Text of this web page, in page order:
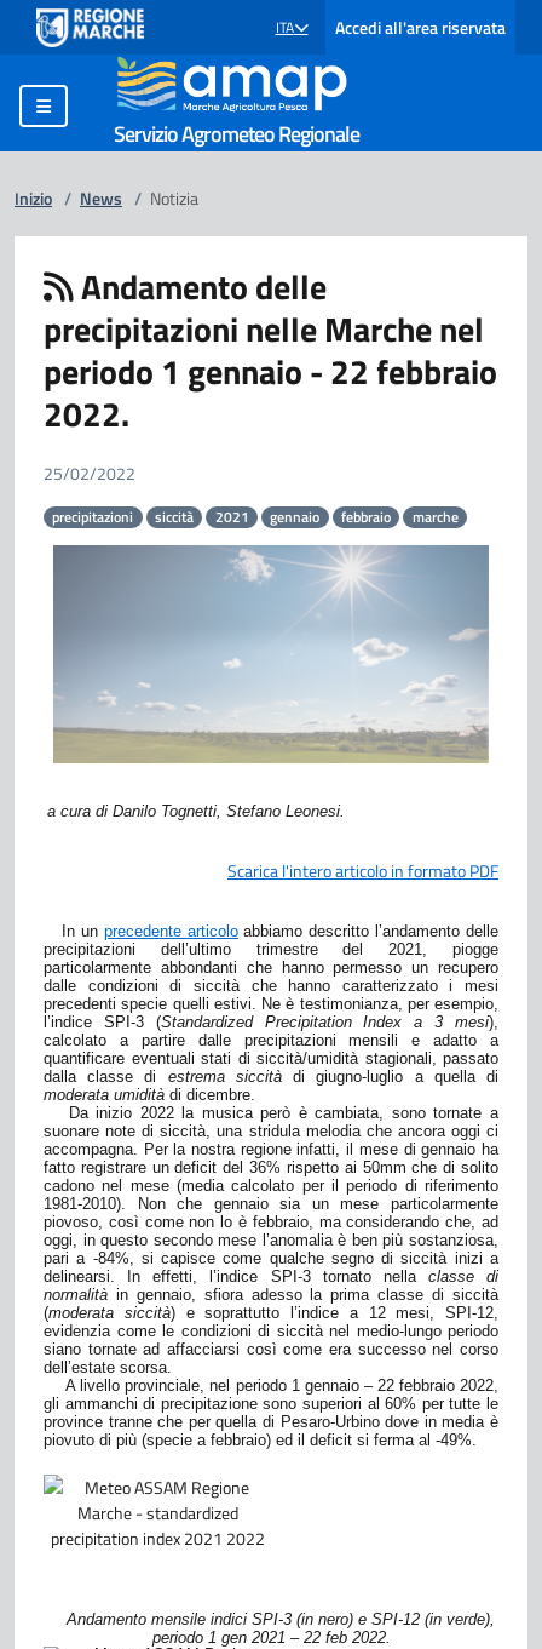
SELEZIONE LINGUA: LINGUA SELEZIONATA
ITA Accedi all'area riservata
Servizio Agrometeo Regionale
Inizio / News / Notizia
Andamento delle
precipitazioni nelle Marche nel
periodo 1 gennaio - 22 febbraio
2022.
25/02/2022
precipitazioni siccità 2021 gennaio febbraio marche
a cura di Danilo Tognetti, Stefano Leonesi.
Scarica l'intero articolo in formato PDF
In un precedente articoloabbiamo descritto l’andamento delle
precipitazioni dell’ultimo trimestre del 2021, piogge
particolarmente abbondanti che hanno permesso un recupero
dalle condizioni di siccità che hanno caratterizzato i mesi
precedenti specie quelli estivi. Ne è testimonianza, per esempio,
l’indice SPI-3 (Standardized Precipitation Index a 3 mesi),
calcolato a partire dalle precipitazioni mensili e adatto a
quantificare eventuali stati di siccità/umidità stagionali, passato
dalla classe di estrema siccitàdi giugno-luglio a quella di
moderata umidità di dicembre.
Da inizio 2022 la musica però è cambiata, sono tornate a
suonare note di siccità, una stridula melodia che ancora oggi ci
accompagna. Per la nostra regione infatti, il mese di gennaio ha
fatto registrare un deficit del 36% rispetto ai 50mm che di solito
cadono nel mese (media calcolato per il periodo di riferimento
1981-2010). Non che gennaio sia un mese particolarmente
piovoso, così come non lo è febbraio, ma considerando che, ad
oggi, in questo secondo mese l’anomalia è ben più sostanziosa,
pari a -84%, si capisce come qualche segno di siccità inizi a
delinearsi. In effetti, l’indice SPI-3 tornato nellaclasse di
normalità in gennaio, sfiora adesso la prima classe di siccità
(moderata siccità) e soprattutto l’indice a 12 mesi, SPI-12,
evidenzia come le condizioni di siccità nel medio-lungo periodo
siano tornate ad affacciarsi così come era successo nel corso
dell’estate scorsa.
A livello provinciale, nel periodo 1 gennaio – 22 febbraio 2022,
gli ammanchi di precipitazione sono superiori al 60% per tutte le
province tranne che per quella di Pesaro-Urbino dove in media è
piovuto di più (specie a febbraio) ed il deficit si ferma al -49%.
Andamento mensile indici SPI-3 (in nero) e SPI-12 (in verde),
periodo 1 gen 2021 – 22 feb 2022.